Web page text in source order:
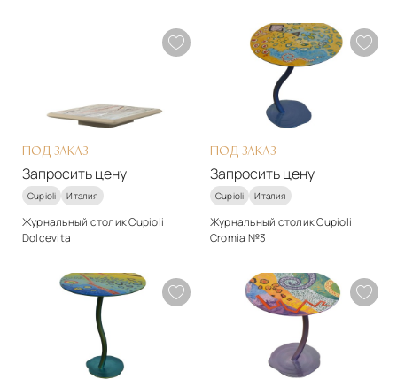
Подробнее
Запросить цену
арт-деко
Материалы
Массив дерева
Подробнее
Запросить цену
ПОД ЗАКАЗ
Запросить цену
Cupioli Италия
Журнальный столик Cupioli
Dolcevita
арт-деко
Материалы
Подробнее
Запросить цену
ПОД ЗАКАЗ
Запросить цену
Cupioli Италия
Журнальный столик Cupioli
Cromia №3
арт-деко
Материалы
Подробнее
Запросить цену